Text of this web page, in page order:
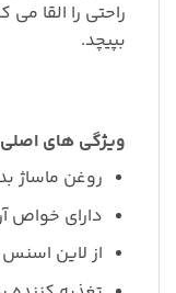
راحتی را القا می
بپیچد.
ویژگی های
روغن ماساژ
دارای خواص
از لاین